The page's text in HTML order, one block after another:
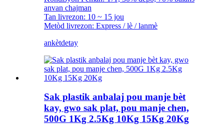
anvan chajman
Tan livrezon: 10 ~ 15 jou
Metòd livrezon: Express / lè / lanmè
ankètdetay
Sak plastik anbalaj pou manje bèt
kay, gwo sak plat, pou manje chen,
500G 1Kg 2.5Kg 10Kg 15Kg 20Kg